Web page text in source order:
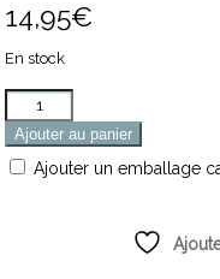
14,95€
En stock
Quantité
Ajouter au panier
Ajouter un emballage